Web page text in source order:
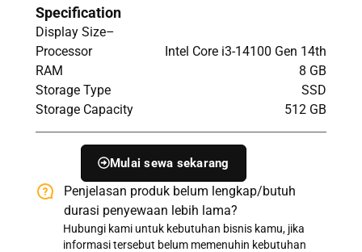
Specification
Display Size–
Processor
Intel Core i3-14100 Gen 14th
RAM
8 GB
Storage Type
SSD
Storage Capacity
512 GB
Mulai sewa sekarang
Penjelasan produk belum lengkap/butuh
durasi penyewaan lebih lama?​
Hubungi kami untuk kebutuhan bisnis kamu, jika
informasi tersebut belum memenuhin kebutuhan